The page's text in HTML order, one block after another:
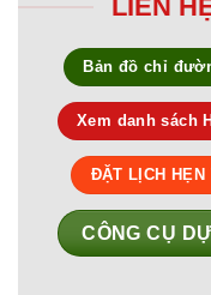
LIÊN
Bản đồ chỉ
Xem danh sách
ĐẶT LỊCH HẸN
CÔNG CỤ